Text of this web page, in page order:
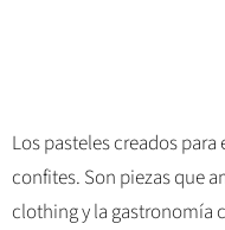
Los pasteles creados
confites. Son piezas que
clothing y la gastronomía